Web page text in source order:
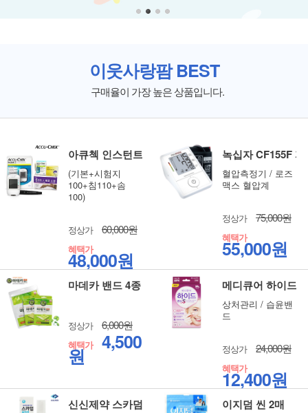
이웃사랑팜 BEST
구매율이 가장 높은 상품입니다.
아큐첵 인스턴트 혈당측정기 풀세트
(기본+시험지
100+침110+솜
100)
정상가 60,000원
혜택가
48,000원
녹십자 CF155F
혈압측정기 / 로즈
맥스 혈압계
정상가 75,000원
혜택가
55,000원
마데카 밴드 4종 선택 상처관리 습윤밴드
정상가 6,000원
혜택가 4,500
원
메디큐어 하이드
상처관리 / 습윤밴
드
정상가 24,000원
혜택가
12,400원
신신제약 스카덤 울트라 10g 이지덤 씬 2매